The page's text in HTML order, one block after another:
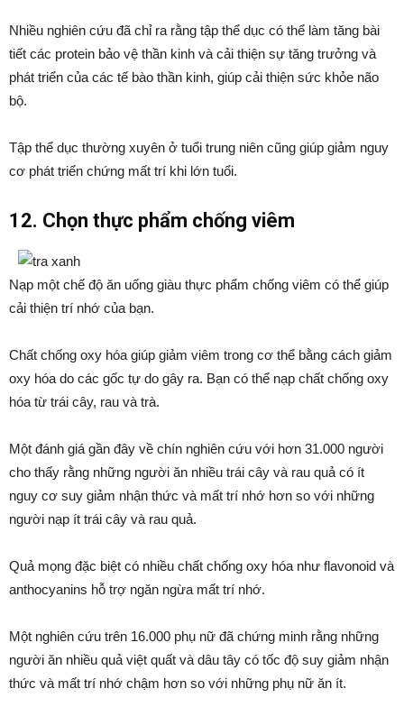
Nhiều nghiên cứu đã chỉ ra rằng tập thể dục có thể làm tăng bài
tiết các protein bảo vệ thần kinh và cải thiện sự tăng trưởng và
phát triển của các tế bào thần kinh, giúp cải thiện sức khỏe não
bộ.
Tập thể dục thường xuyên ở tuổi trung niên cũng giúp giảm nguy
cơ phát triển chứng mất trí khi lớn tuổi.
12. Chọn thực phẩm chống viêm
Nạp một chế độ ăn uống giàu thực phẩm chống viêm có thể giúp
cải thiện trí nhớ của bạn.
Chất chống oxy hóa giúp giảm viêm trong cơ thể bằng cách giảm
oxy hóa do các gốc tự do gây ra. Bạn có thể nạp chất chống oxy
hóa từ trái cây, rau và trà.
Một đánh giá gần đây về chín nghiên cứu với hơn 31.000 người
cho thấy rằng những người ăn nhiều trái cây và rau quả có ít
nguy cơ suy giảm nhận thức và mất trí nhớ hơn so với những
người nạp ít trái cây và rau quả.
Quả mọng đặc biệt có nhiều chất chống oxy hóa như flavonoid và
anthocyanins hỗ trợ ngăn ngừa mất trí nhớ.
Một nghiên cứu trên 16.000 phụ nữ đã chứng minh rằng những
người ăn nhiều quả việt quất và dâu tây có tốc độ suy giảm nhận
thức và mất trí nhớ chậm hơn so với những phụ nữ ăn ít.